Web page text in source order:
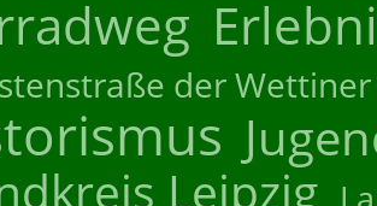
der Wettiner
Leipzig